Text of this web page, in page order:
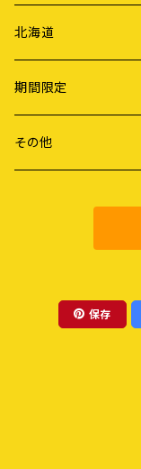
国際社会
ライフスタイル
労働
農業・食
詩
北海道
期間限定
謝恩セール
その他
保存